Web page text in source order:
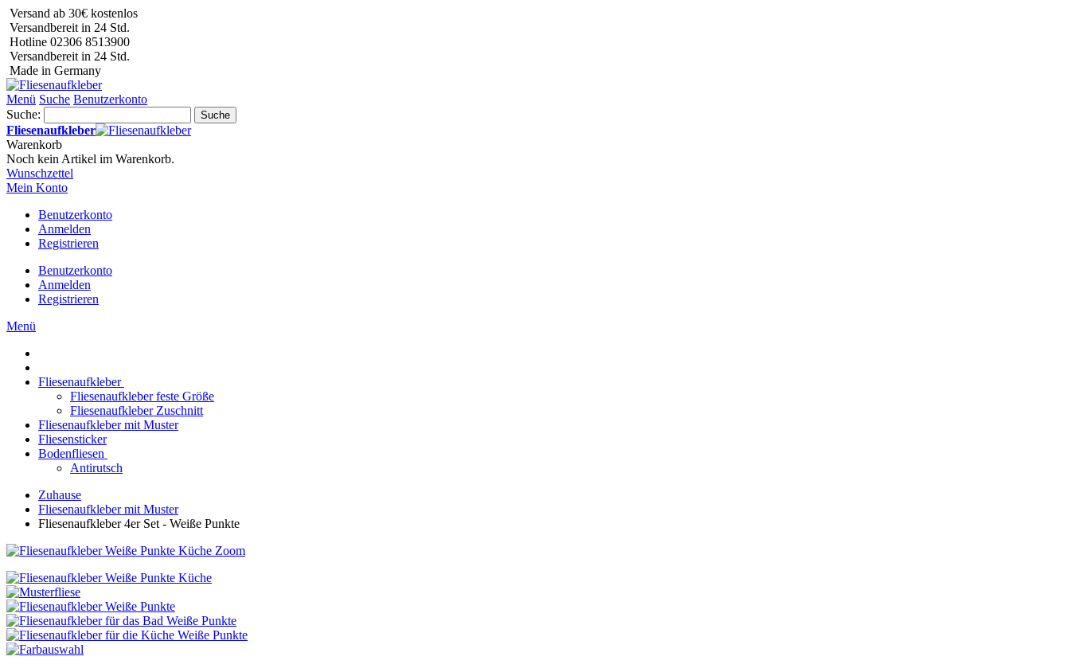
Versand ab 30€ kostenlos
Versandbereit in 24 Std.
Hotline 02306 8513900
Versandbereit in 24 Std.
Made in Germany
Menü Suche Benutzerkonto
Suche:
Suche
Fliesenaufkleber
Warenkorb
Noch kein Artikel im Warenkorb.
Wunschzettel
Mein Konto
Benutzerkonto
Anmelden
Registrieren
Benutzerkonto
Anmelden
Registrieren
Menü
Fliesenaufkleber
Fliesenaufkleber feste Größe
Fliesenaufkleber Zuschnitt
Fliesenaufkleber mit Muster
Fliesensticker
Bodenfliesen
Antirutsch
Zuhause
Fliesenaufkleber mit Muster
Fliesenaufkleber 4er Set - Weiße Punkte
Zoom